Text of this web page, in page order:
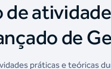
de
práticas e teóricas